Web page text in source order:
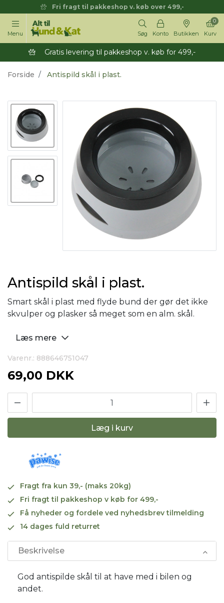
Fri fragt til pakkeshop v. køb over 499,-
Menu Søg Konto Butikken Kurv
0
Gratis levering til pakkeshop v. køb for 499,-
Forside Antispild skål i plast.
Antispild skål i plast.
Smart skål i plast med flyde bund der gør det ikke
skvulper og plasker så meget som en alm. skål.
Læs mere
Varenr.: 888646751047
69,00 DKK
Læg i kurv
Fragt fra kun 39,- (maks 20kg)
Fri fragt til pakkeshop v køb for 499,-
Få nyheder og fordele ved nyhedsbrev tilmelding
14 dages fuld returret
Beskrivelse
God antispilde skål til at have med i bilen og
andet.